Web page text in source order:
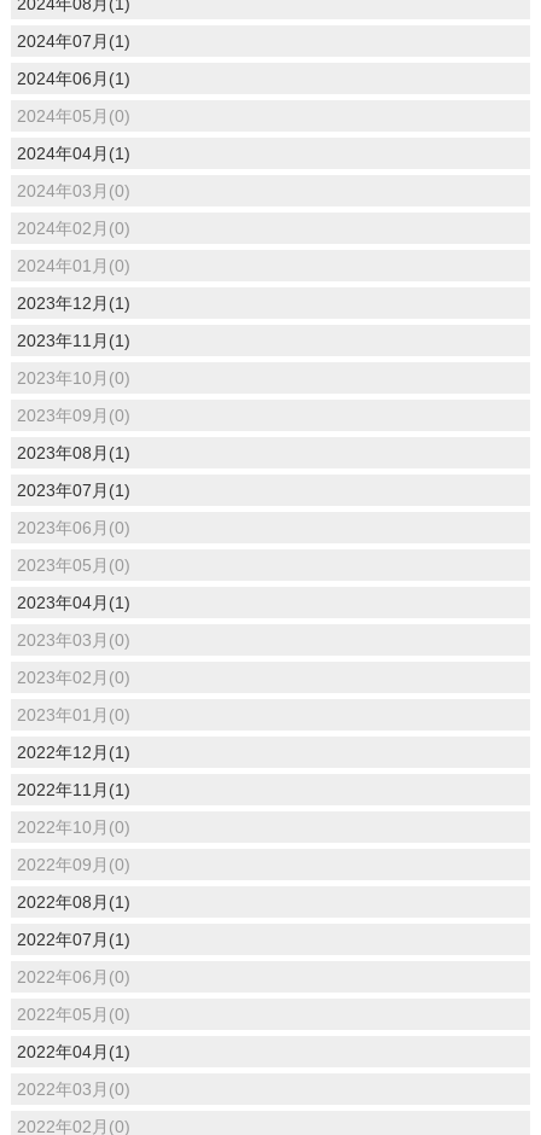
2024年08月(1)
2024年07月(1)
2024年06月(1)
2024年05月(0)
2024年04月(1)
2024年03月(0)
2024年02月(0)
2024年01月(0)
2023年12月(1)
2023年11月(1)
2023年10月(0)
2023年09月(0)
2023年08月(1)
2023年07月(1)
2023年06月(0)
2023年05月(0)
2023年04月(1)
2023年03月(0)
2023年02月(0)
2023年01月(0)
2022年12月(1)
2022年11月(1)
2022年10月(0)
2022年09月(0)
2022年08月(1)
2022年07月(1)
2022年06月(0)
2022年05月(0)
2022年04月(1)
2022年03月(0)
2022年02月(0)